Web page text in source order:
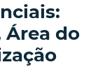
Área do